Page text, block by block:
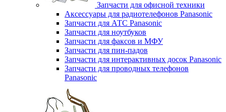
Запчасти для офисной техники
Аксессуары для радиотелефонов Panasonic
Запчасти для АТС Panasonic
Запчасти для ноутбуков
Запчасти для факсов и МФУ
Запчасти для пин-падов
Запчасти для интерактивных досок Panasonic
Запчасти для проводных телефонов
Panasonic